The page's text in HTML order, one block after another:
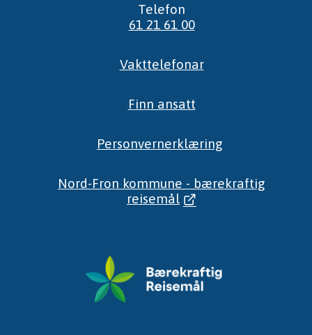
Telefon
61 21 61 00
Vakttelefonar
Finn ansatt
Personvernerklæring
Nord-Fron kommune - bærekraftig
reisemål